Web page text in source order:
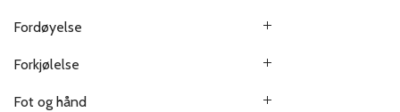
Fordøyelse
Forkjølelse
Fot og hånd